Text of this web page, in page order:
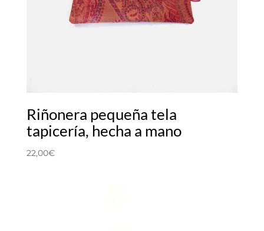
Riñonera pequeña tela
tapicería, hecha a mano
22,00€